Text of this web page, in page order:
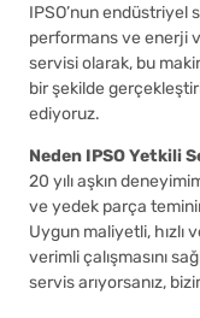
IPSO’nun endüstriyel
performans ve enerji
servisi olarak, bu
bir şekilde
ediyoruz.
Neden IPSO Yetkili
20 yılı aşkın
ve yedek parça
Uygun maliyetli, hızlı
verimli çalışmasını
servis arıyorsanız,